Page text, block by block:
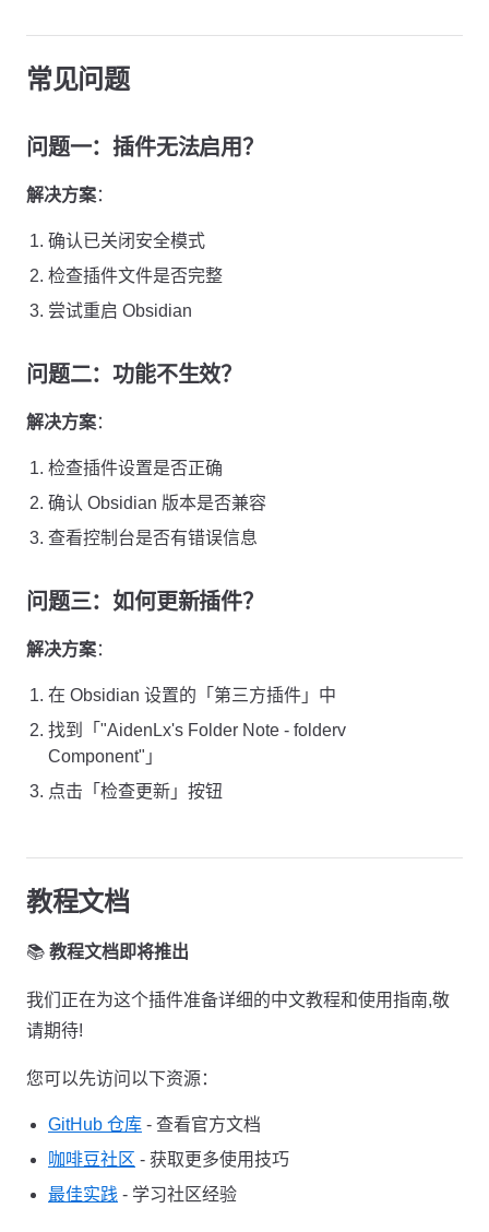
常见问题
问题一：插件无法启用？
解决方案：
确认已关闭安全模式
检查插件文件是否完整
尝试重启 Obsidian
问题二：功能不生效？
解决方案：
检查插件设置是否正确
确认 Obsidian 版本是否兼容
查看控制台是否有错误信息
问题三：如何更新插件？
解决方案：
在 Obsidian 设置的「第三方插件」中
找到「"AidenLx's Folder Note - folderv
Component"」
点击「检查更新」按钮
教程文档
📚 教程文档即将推出
我们正在为这个插件准备详细的中文教程和使用指南,敬
请期待!
您可以先访问以下资源：
GitHub 仓库 - 查看官方文档
咖啡豆社区 - 获取更多使用技巧
最佳实践 - 学习社区经验